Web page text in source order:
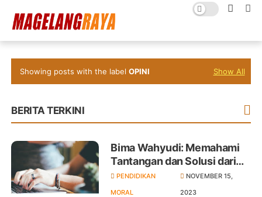
Showing posts with the labelOPINI Show All
BERITA TERKINI
Bima Wahyudi: Memahami
Tantangan dan Solusi dari
Krisis Moral Di Era Digital
PENDIDIKAN
MORAL
NOVEMBER 15,
2023